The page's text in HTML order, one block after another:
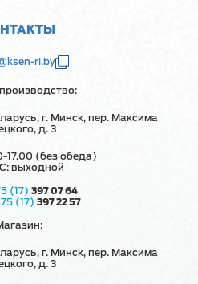
ri.by
г. Минск, пер. Максима
д. 3
17.00 (без обеда)
выходной
(17) 397 07 64
(17) 397 22 57
г. Минск, пер. Максима
д. 3